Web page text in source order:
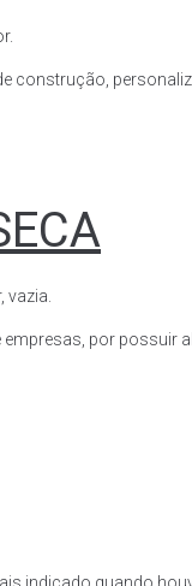
construção,
por possuir